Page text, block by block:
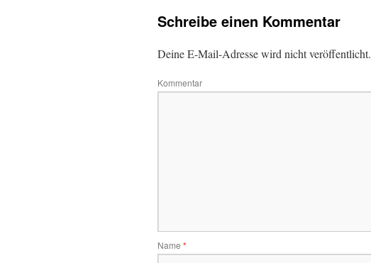
Schreibe einen Kommentar
Deine E-Mail-Adresse wird nicht veröffentlicht.
Kommentar
Name *